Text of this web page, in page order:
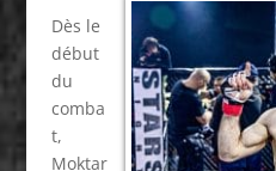
Dès le
début
du
comba
t,
Moktar